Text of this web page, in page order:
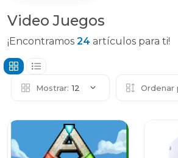
Video Juegos
¡Encontramos 24 artículos para ti!
Mostrar: 12 Ordenar